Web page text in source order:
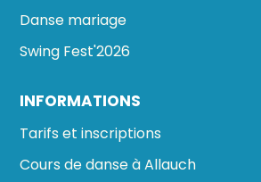
Danse mariage
Swing Fest'2026
INFORMATIONS
Tarifs et inscriptions
Cours de danse à Allauch